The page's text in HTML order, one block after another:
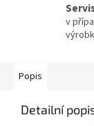
v
Popis
Detailní